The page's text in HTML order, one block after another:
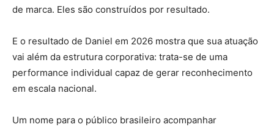
de marca. Eles são construídos por resultado.
E o resultado de Daniel em 2026 mostra que sua atuação
vai além da estrutura corporativa: trata-se de uma
performance individual capaz de gerar reconhecimento
em escala nacional.
Um nome para o público brasileiro acompanhar